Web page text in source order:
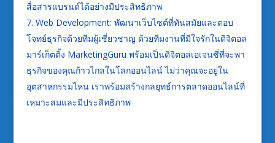
สื่อสารแบรนด์ได้อย่างมีประสิทธิภาพ
Web Development: พัฒนาเว็บไซต์ที่ทันสมัยและตอบ
โจทย์ธุรกิจด้วยทีมผู้เชี่ยวชาญ ด้วยทีมงานที่มีใจรักในดิจิตอล
มาร์เก็ตติ้ง MarketingGuru พร้อมเป็นดิจิตอลเอเจนซี่ที่จะพา
ธุรกิจของคุณก้าวไกลในโลกออนไลน์ ไม่ว่าคุณจะอยู่ใน
อุตสาหกรรมไหน เราพร้อมสร้างกลยุทธ์การตลาดออนไลน์ที่
เหมาะสมและมีประสิทธิภาพ